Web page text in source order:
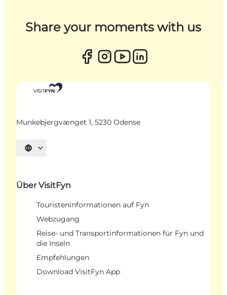
Share your moments with us
Munkebjergvænget 1, 5230 Odense
Sprache auswählen
Über VisitFyn
Touristeninformationen auf Fyn
Webzugang
Reise- und Transportinformationen für Fyn und
die Inseln
Empfehlungen
Download VisitFyn App